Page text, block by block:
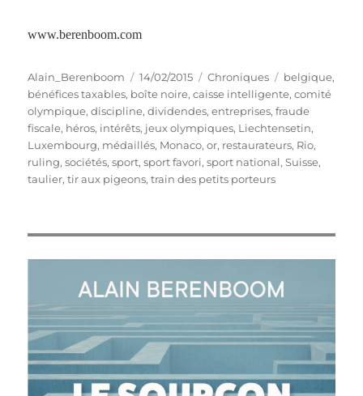
www.berenboom.com
Auteur
Alain_Berenboom
Publié
le
14/02/2015 Catégories
Chroniques Étiquettes
belgique,
bénéfices taxables, boîte noire,caisse intelligente,comité
olympique,discipline,dividendes,entreprises,fraude
fiscale, héros, intérêts, jeux olympiques, Liechtensetin,
Luxembourg, médaillés, Monaco,or, restaurateurs, Rio,
ruling,sociétés,sport,sport favori,sport national,Suisse,
taulier,tir aux pigeons,train des petits porteurs